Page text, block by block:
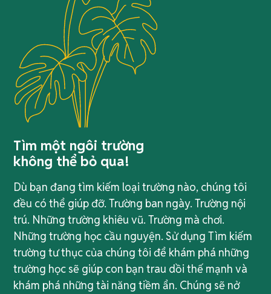
Tìm một ngôi trường
không thể bỏ qua!
Dù bạn đang tìm kiếm loại trường nào, chúng tôi
đều có thể giúp đỡ. Trường ban ngày. Trường nội
trú. Những trường khiêu vũ. Trường mà chơi.
Những trường học cầu nguyện. Sử dụng Tìm kiếm
trường tư thục của chúng tôi để khám phá những
trường học sẽ giúp con bạn trau dồi thế mạnh và
khám phá những tài năng tiềm ẩn. Chúng sẽ nở